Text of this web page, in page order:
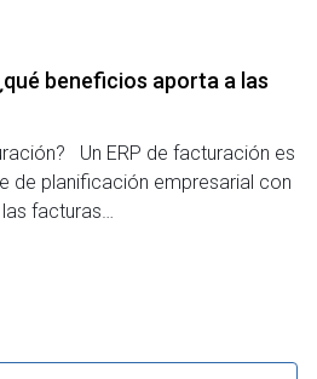
beneficios aporta a las
Un ERP de facturación es
de planificación empresarial con
facturas…